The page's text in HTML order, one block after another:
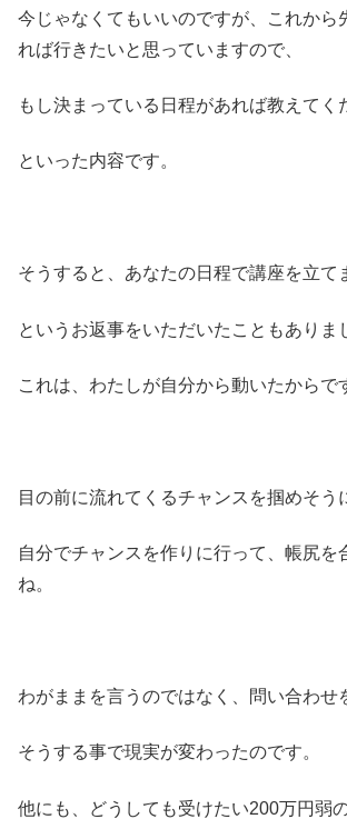
今じゃなくてもいいのですが、これから
れば行きたいと思っていますので、
もし決まっている日程があれば教えてく
といった内容です。
そうすると、あなたの日程で講座を立て
というお返事をいただいたこともありま
これは、わたしが自分から動いたからで
目の前に流れてくるチャンスを掴めそう
自分でチャンスを作りに行って、帳尻を
ね。
わがままを言うのではなく、問い合わせ
そうする事で現実が変わったのです。
他にも、どうしても受けたい200万円弱